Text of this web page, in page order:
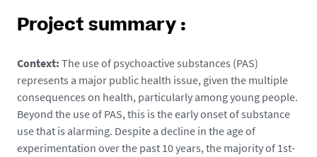
Project summary :
Context: The use of psychoactive substances (PAS)
represents a major public health issue, given the multiple
consequences on health, particularly among young people.
Beyond the use of PAS, this is the early onset of substance
use that is alarming. Despite a decline in the age of
experimentation over the past 10 years, the majority of 1st-